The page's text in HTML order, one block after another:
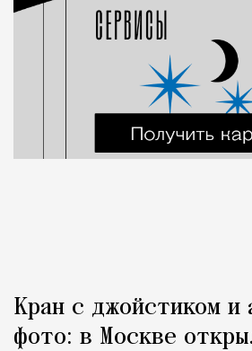
Кран с джойстиком и
фото: в Москве